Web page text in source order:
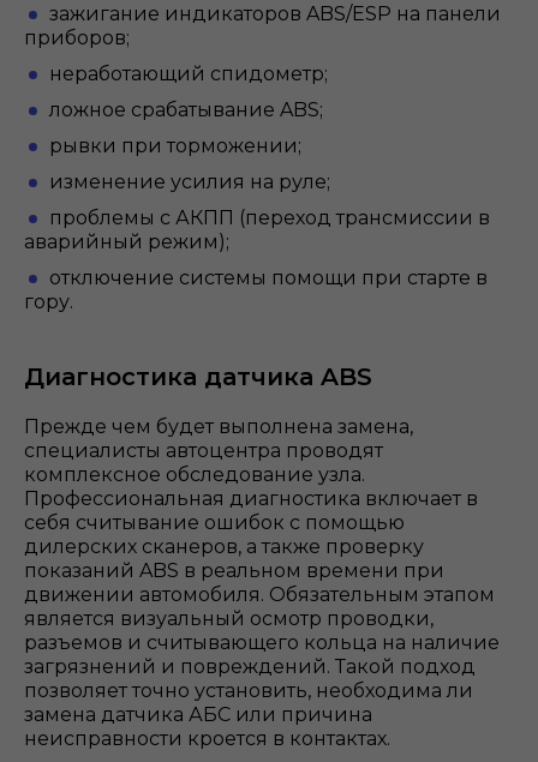
зажигание индикаторов ABS/ESP на панели
приборов;
неработающий спидометр;
ложное срабатывание ABS;
рывки при торможении;
изменение усилия на руле;
проблемы с АКПП (переход трансмиссии в
аварийный режим);
отключение системы помощи при старте в
гору.
Диагностика датчика ABS
Прежде чем будет выполнена замена,
специалисты автоцентра проводят
комплексное обследование узла.
Профессиональная диагностика включает в
себя считывание ошибок с помощью
дилерских сканеров, а также проверку
показаний ABS в реальном времени при
движении автомобиля. Обязательным этапом
является визуальный осмотр проводки,
разъемов и считывающего кольца на наличие
загрязнений и повреждений. Такой подход
позволяет точно установить, необходима ли
замена датчика АБС или причина
неисправности кроется в контактах.